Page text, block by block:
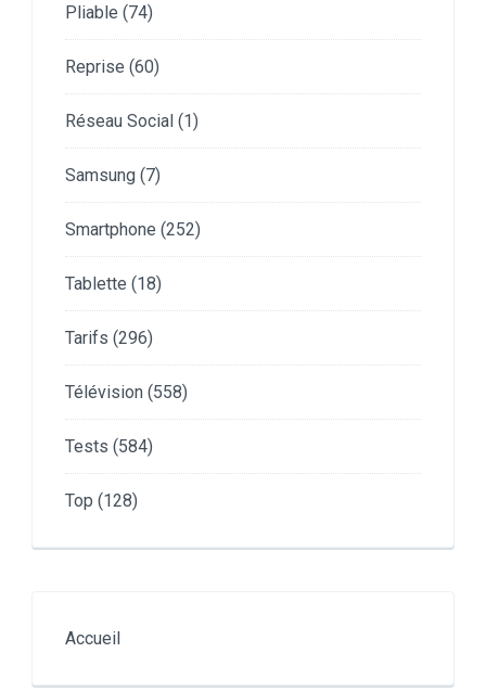
Pliable (74)
Reprise (60)
Réseau Social (1)
Samsung (7)
Smartphone (252)
Tablette (18)
Tarifs (296)
Télévision (558)
Tests (584)
Top (128)
Accueil